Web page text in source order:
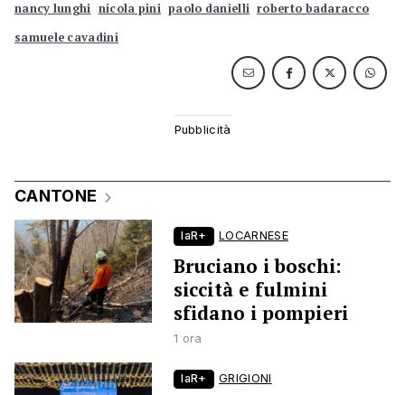
nancy lunghi nicola pini paolo danielli roberto badaracco
samuele cavadini
CANTONE
laR+ LOCARNESE
Bruciano i boschi:
siccità e fulmini
sfidano i pompieri
1 ora
laR+ GRIGIONI